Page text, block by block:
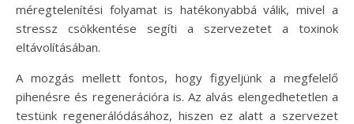
méregtelenítési folyamat is hatékonyabbá válik, mivel a
stressz csökkentése segíti a szervezetet a toxinok
eltávolításában.
A mozgás mellett fontos, hogy figyeljünk a megfelelő
pihenésre és regenerációra is. Az alvás elengedhetetlen a
testünk regenerálódásához, hiszen ez alatt a szervezet